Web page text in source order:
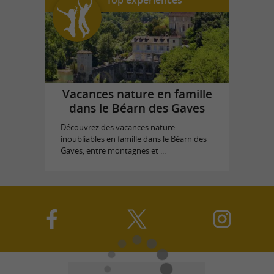
Vacances nature en famille
dans le Béarn des Gaves
Découvrez des vacances nature
inoubliables en famille dans le Béarn des
Gaves, entre montagnes et ...